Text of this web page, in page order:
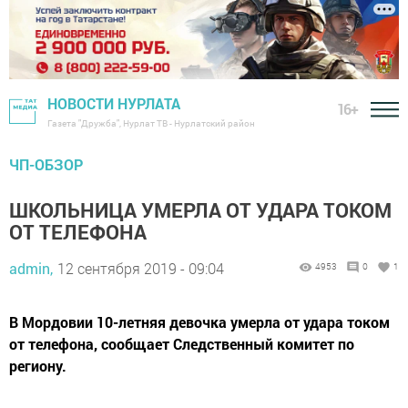
НОВОСТИ НУРЛАТА
Газета "Дружба", Нурлат ТВ - Нурлатский район
16+
ЧП-ОБЗОР
ШКОЛЬНИЦА УМЕРЛА ОТ УДАРА ТОКОМ
ОТ ТЕЛЕФОНА
admin, 12 сентября 2019 - 09:04 4953 0 1
В Мордовии 10-летняя девочка умерла от удара током
от телефона, сообщает Следственный комитет по
региону.